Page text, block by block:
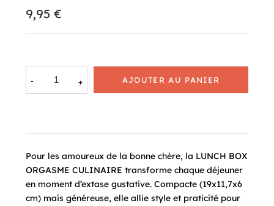
9,95 €
AJOUTER AU PANIER
Pour les amoureux de la bonne chère, la LUNCH BOX
ORGASME CULINAIRE transforme chaque déjeuner
en moment d’extase gustative. Compacte (19x11,7x6
cm) mais généreuse, elle allie style et praticité pour